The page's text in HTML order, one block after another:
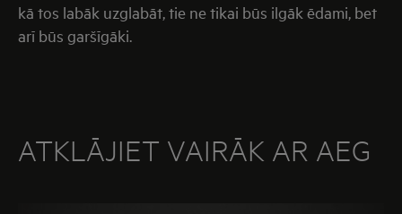
kā tos labāk uzglabāt, tie ne tikai būs ilgāk ēdami, bet
arī būs garšīgāki.
ATKLĀJIET VAIRĀK AR AEG